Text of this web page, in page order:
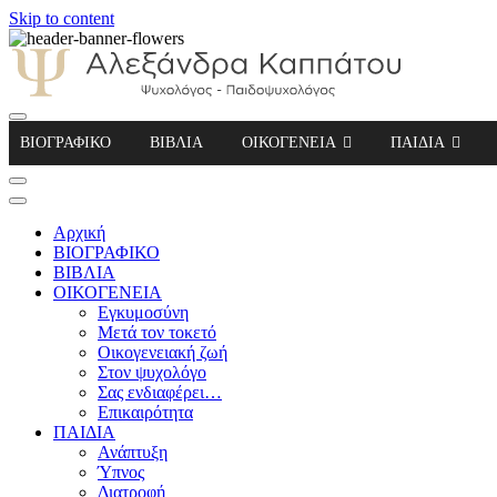
Skip to content
Αλεξάνδρα Καππάτου Ψυχολόγος –
ΒΙΟΓΡΑΦΙΚΟ ΒΙΒΛΙΑ ΟΙΚΟΓΕΝΕΙΑ ΠΑΙΔΙΑ
Αρχική
ΒΙΟΓΡΑΦΙΚΟ
ΒΙΒΛΙΑ
ΟΙΚΟΓΕΝΕΙΑ
Εγκυμοσύνη
Μετά τον τοκετό
Οικογενειακή ζωή
Στον ψυχολόγο
Σας ενδιαφέρει…
Επικαιρότητα
ΠΑΙΔΙΑ
Ανάπτυξη
Ύπνος
Διατροφή